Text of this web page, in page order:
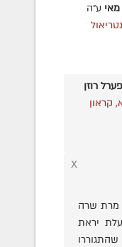
ע״ה
רוזן
קראון
x
מרת שרה
בעלת יראת